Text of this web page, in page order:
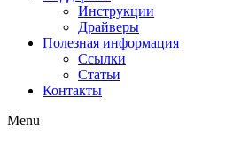
Инструкции
Драйверы
Полезная информация
Ссылки
Статьи
Контакты
Menu